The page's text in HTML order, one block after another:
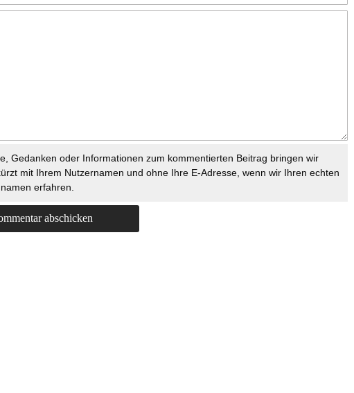
Gedanken oder Informationen zum kommentierten Beitrag bringen wir
mit Ihrem Nutzernamen und ohne Ihre E-Adresse, wenn wir Ihren echten
erfahren.